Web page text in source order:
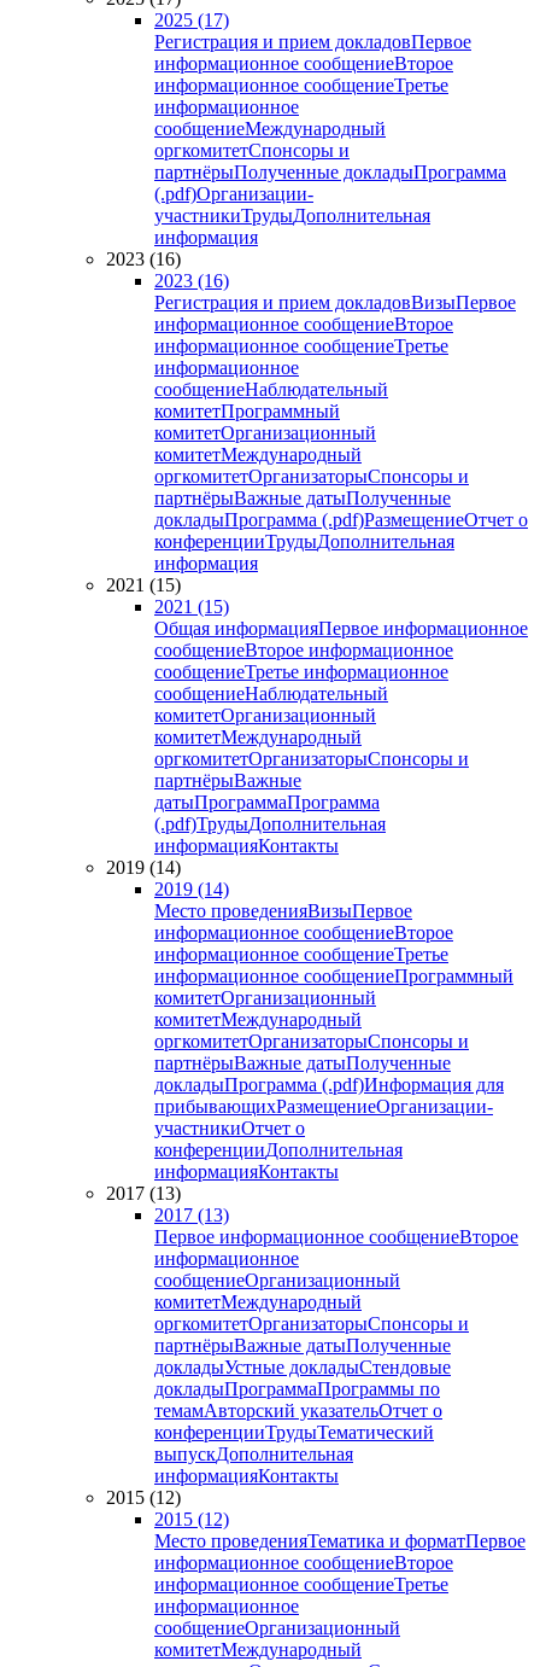
2025 (17)
Регистрация и прием докладовПервое
информационное сообщениеВторое
информационное сообщениеТретье
информационное
сообщениеМеждународный
оргкомитетСпонсоры и
партнёрыПолученные докладыПрограмма
(.pdf)Организации-
участникиТрудыДополнительная
информация
2023 (16)
2023 (16)
Регистрация и прием докладовВизыПервое
информационное сообщениеВторое
информационное сообщениеТретье
информационное
сообщениеНаблюдательный
комитетПрограммный
комитетОрганизационный
комитетМеждународный
оргкомитетОрганизаторыСпонсоры и
партнёрыВажные датыПолученные
докладыПрограмма (.pdf)РазмещениеОтчет о
конференцииТрудыДополнительная
информация
2021 (15)
2021 (15)
Общая информацияПервое информационное
сообщениеВторое информационное
сообщениеТретье информационное
сообщениеНаблюдательный
комитетОрганизационный
комитетМеждународный
оргкомитетОрганизаторыСпонсоры и
партнёрыВажные
датыПрограммаПрограмма
(.pdf)ТрудыДополнительная
информацияКонтакты
2019 (14)
2019 (14)
Место проведенияВизыПервое
информационное сообщениеВторое
информационное сообщениеТретье
информационное сообщениеПрограммный
комитетОрганизационный
комитетМеждународный
оргкомитетОрганизаторыСпонсоры и
партнёрыВажные датыПолученные
докладыПрограмма (.pdf)Информация для
прибывающихРазмещениеОрганизации-
участникиОтчет о
конференцииДополнительная
информацияКонтакты
2017 (13)
2017 (13)
Первое информационное сообщениеВторое
информационное
сообщениеОрганизационный
комитетМеждународный
оргкомитетОрганизаторыСпонсоры и
партнёрыВажные датыПолученные
докладыУстные докладыСтендовые
докладыПрограммаПрограммы по
темамАвторский указательОтчет о
конференцииТрудыТематический
выпускДополнительная
информацияКонтакты
2015 (12)
2015 (12)
Место проведенияТематика и форматПервое
информационное сообщениеВторое
информационное сообщениеТретье
информационное
сообщениеОрганизационный
комитетМеждународный